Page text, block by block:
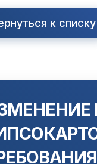
к списку